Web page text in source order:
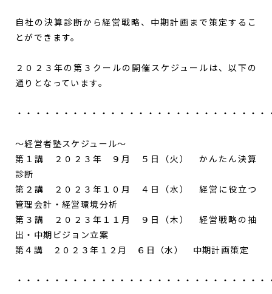
自社の決算診断から経営戦略、中期計画まで策定するこ
とができます。
２０２３年の第３クールの開催スケジュールは、以下の
通りとなっています。
・・・・・・・・・・・・・・・・・・・・・・・・・・
～経営者塾スケジュール～
第１講 ２０２３年 ９月 ５日（火） かんたん決算
診断
第２講 ２０２３年１０月 ４日（水） 経営に役立つ
管理会計・経営環境分析
第３講 ２０２３年１１月 ９日（木） 経営戦略の抽
出・中期ビジョン立案
第４講 ２０２３年１２月 ６日（水） 中期計画策定
・・・・・・・・・・・・・・・・・・・・・・・・・・